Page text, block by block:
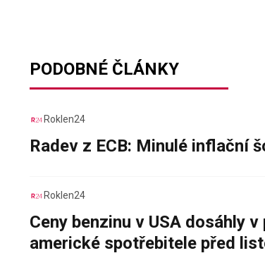
PODOBNÉ ČLÁNKY
Roklen24
Radev z ECB: Minulé inflační
Roklen24
Ceny benzinu v USA dosáhly
americké spotřebitele před